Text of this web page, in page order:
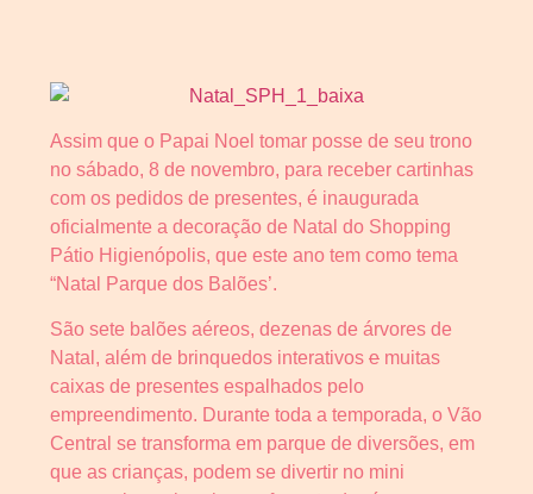
Assim que o Papai Noel tomar posse de seu trono
no sábado, 8 de novembro, para receber cartinhas
com os pedidos de presentes, é inaugurada
oficialmente a decoração de Natal do Shopping
Pátio Higienópolis, que este ano tem como tema
“Natal Parque dos Balões’.
São sete balões aéreos, dezenas de árvores de
Natal, além de brinquedos interativos e muitas
caixas de presentes espalhados pelo
empreendimento. Durante toda a temporada, o Vão
Central se transforma em parque de diversões, em
que as crianças, podem se divertir no mini